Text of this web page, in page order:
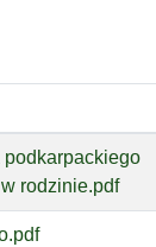
rodzinie.pdf